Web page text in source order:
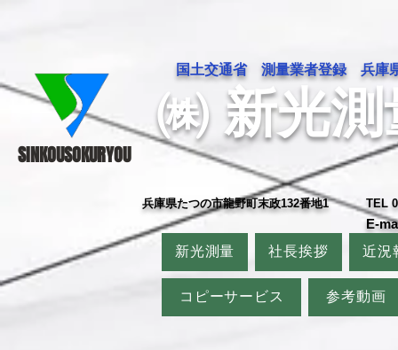
SINKOUSOKURYOU
㈱ 新光
国土交通省 測量業者登録 兵庫
兵庫県たつの市龍野町末政132番地1 TEL
E-
新光測量 社長挨拶 近況
コピーサービス 参考動画